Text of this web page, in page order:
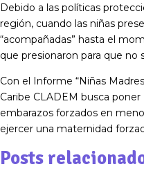
Debido a las políticas
región, cuando las niñas
“acompañadas” hasta el
que presionaron para que no
Con el Informe “Niñas
Caribe CLADEM busca
embarazos forzados en
ejercer una maternidad
Posts